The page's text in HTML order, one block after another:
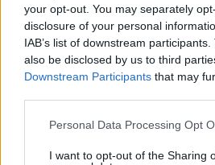
your opt-out. You may separately
disclosure of your personal
IAB’s list of downstream
also be disclosed by us to third
Downstream Participants that may
Please note that this website/app
not limited to your visit or usage
Personal Data Processing Opt
I want to opt-out of the Sharing
συνολικό ποσό το οποίο θα
διαχειριστεί η χώρα, τα 72
ευρώ δηλαδή, που
νέων πόρων του ταμείου
συγκροτούν την μεγαλύτερη
ειρήνης και